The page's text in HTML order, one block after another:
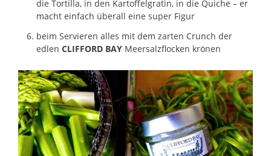
die Tortilla, in den Kartoffelgratin, in die Quiche – er
macht einfach überall eine super Figur
beim Servieren alles mit dem zarten Crunch der
edlen CLIFFORD BAY Meersalzflocken krönen